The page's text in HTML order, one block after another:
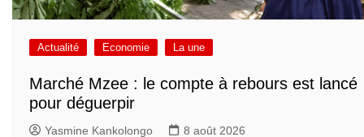
Actualité Economie La une
Marché Mzee : le compte à rebours est lancé
pour déguerpir
Yasmine Kankolongo 8 août 2026